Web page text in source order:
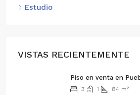
Estudio
VISTAS RECIENTEMENTE
Piso en venta en
3 1 84 m²